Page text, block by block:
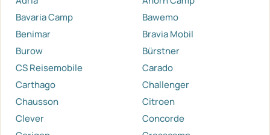
Bavaria Camp
Bawemo
Benimar
Bravia Mobil
Burow
Bürstner
CS Reisemobile
Carado
Carthago
Challenger
Chausson
Citroen
Clever
Concorde